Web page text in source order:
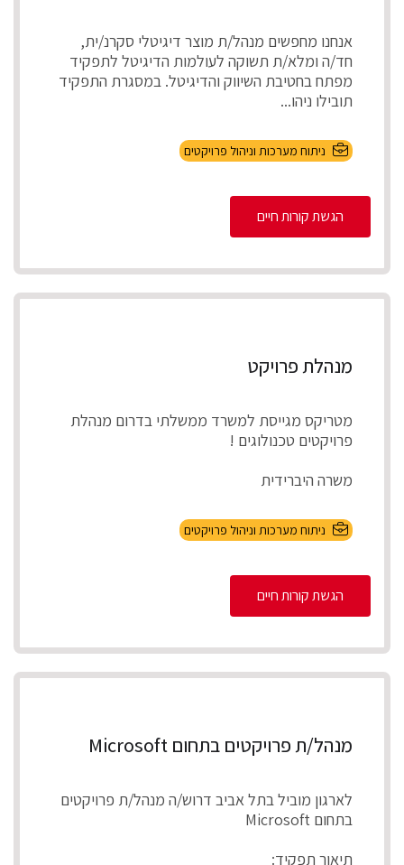
אנחנו מחפשים מנהל/ת מוצר דיגיטלי סקרנ/ית,
חד/ה ומלא/ת תשוקה לעולמות הדיגיטל לתפקיד
מפתח בחטיבת השיווק והדיגיטל. במסגרת התפקיד
תובילו ניהו...
ניתוח מערכות וניהול פרויקטים
הגשת קורות חיים
מנהלת פרויקט
מטריקס מגייסת למשרד ממשלתי בדרום מנהלת
פרויקטים טכנולוגים !
משרה היברידית
תיאור התפקיד
והטמע...
ניתוח מערכות וניהול פרויקטים
הגשת קורות חיים
מנהל/ת פרויקטים בתחום Microsoft
לארגון מוביל בתל אביב דרוש/ה מנהל/ת פרויקטים
בתחום Microsoft
תיאור תפקיד: